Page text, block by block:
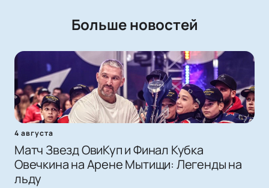
Больше новостей
4 августа
Матч Звезд ОвиКуп и Финал Кубка
Овечкина на Арене Мытищи: Легенды на
льду